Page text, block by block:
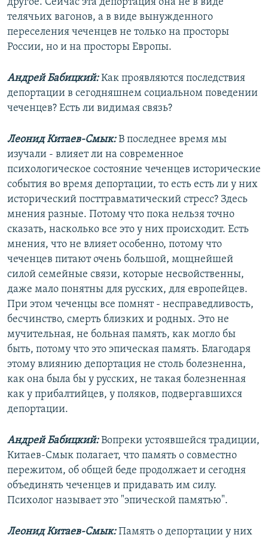
телячьих вагонов, а в виде вынужденного
переселения чеченцев не только на просторы
России, но и на просторы Европы.
Андрей Бабицкий:Как проявляются последствия
депортации в сегодняшнем социальном поведении
чеченцев? Есть ли видимая связь?
Леонид Китаев-Смык:В последнее время мы
изучали - влияет ли на современное
психологическое состояние чеченцев исторические
события во время депортации, то есть есть ли у них
исторический посттравматический стресс? Здесь
мнения разные. Потому что пока нельзя точно
сказать, насколько все это у них происходит. Есть
мнения, что не влияет особенно, потому что
чеченцев питают очень большой, мощнейшей
силой семейные связи, которые несвойственны,
даже мало понятны для русских, для европейцев.
При этом чеченцы все помнят - несправедливость,
бесчинство, смерть близких и родных. Это не
мучительная, не больная память, как могло бы
быть, потому что это эпическая память. Благодаря
этому влиянию депортация не столь болезненна,
как она была бы у русских, не такая болезненная
как у прибалтийцев, у поляков, подвергавшихся
депортации.
Андрей Бабицкий:Вопреки устоявшейся традиции,
Китаев-Смык полагает, что память о совместно
пережитом, об общей беде продолжает и сегодня
объединять чеченцев и придавать им силу.
Психолог называет это "эпической памятью".
Леонид Китаев-Смык:Память о депортации у них